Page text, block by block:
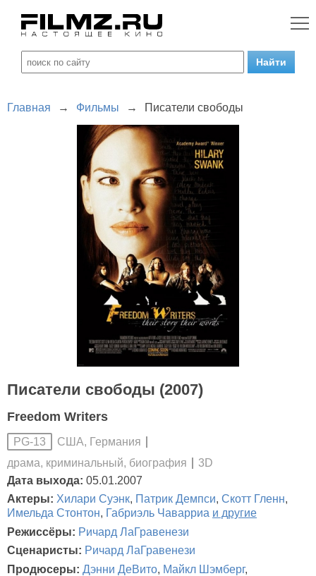
Главная → Фильмы → Писатели свободы
Писатели свободы (2007)
Freedom Writers
PG-13
США, Германия
драма, криминальный, биография
3D
Дата выхода: 05.01.2007
Актеры: Хилари Суэнк, Патрик Демпси, Скотт Гленн,
Имельда Стонтон, Габриэль Чаварриа и другие
Режиссёры: Ричард ЛаГравенези
Сценаристы: Ричард ЛаГравенези
Продюсеры: Дэнни ДеВито, Майкл Шэмберг,